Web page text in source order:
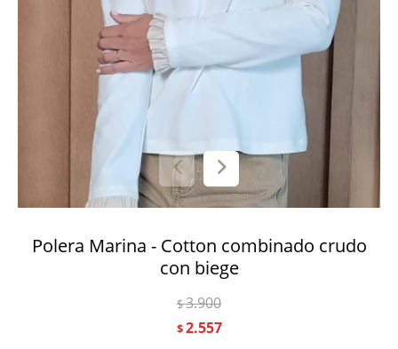
Polera Marina - Cotton combinado crudo
con biege
$2.557
$3.900